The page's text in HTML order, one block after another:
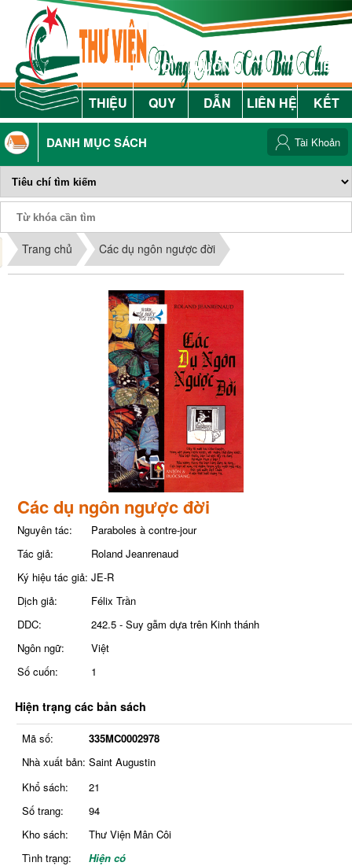
GIỚI
THIỆU
NỘI
QUY
HƯỚNG
DẪN
LIÊN HỆ
LIÊN
KẾT
DANH MỤC SÁCH
Phiếu Sách
Tài Khoản
Trang chủ Các dụ ngôn ngược đời
Các dụ ngôn ngược đời
Nguyên tác:
Paraboles à contre-jour
Tác giả:
Roland Jeanrenaud
Ký hiệu tác giả: JE-R
Dịch giả:
Félix Trần
DDC:
242.5 - Suy gẫm dựa trên Kinh thánh
Ngôn ngữ:
Việt
Số cuốn:
1
Hiện trạng các bản sách
Mã số:
335MC0002978
Nhà xuất bản: Saint Augustin
Khổ sách:
21
Số trang:
94
Kho sách:
Thư Viện Mân Côi
Tình trạng:
Hiện có